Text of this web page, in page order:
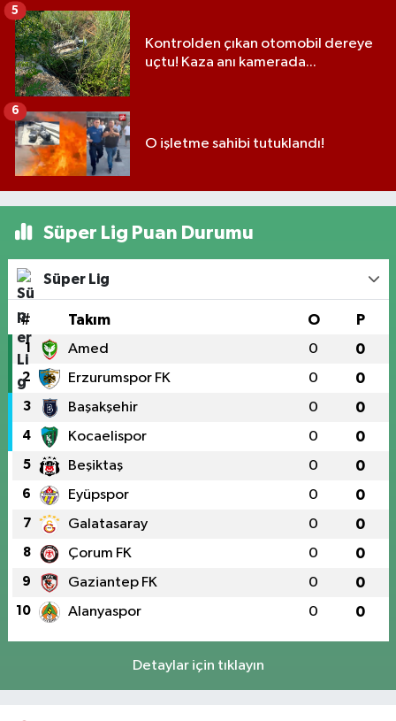
Kontrolden çıkan otomobil dereye
uçtu! Kaza anı kamerada...
5
O işletme sahibi tutuklandı!
6
Süper Lig Puan Durumu
Süper Lig
# Takım O P
1 Amed 0 0
2 Erzurumspor FK 0 0
3 Başakşehir 0 0
4 Kocaelispor 0 0
5 Beşiktaş 0 0
6 Eyüpspor 0 0
7 Galatasaray 0 0
8 Çorum FK 0 0
9 Gaziantep FK 0 0
10 Alanyaspor 0 0
Detaylar için tıklayın